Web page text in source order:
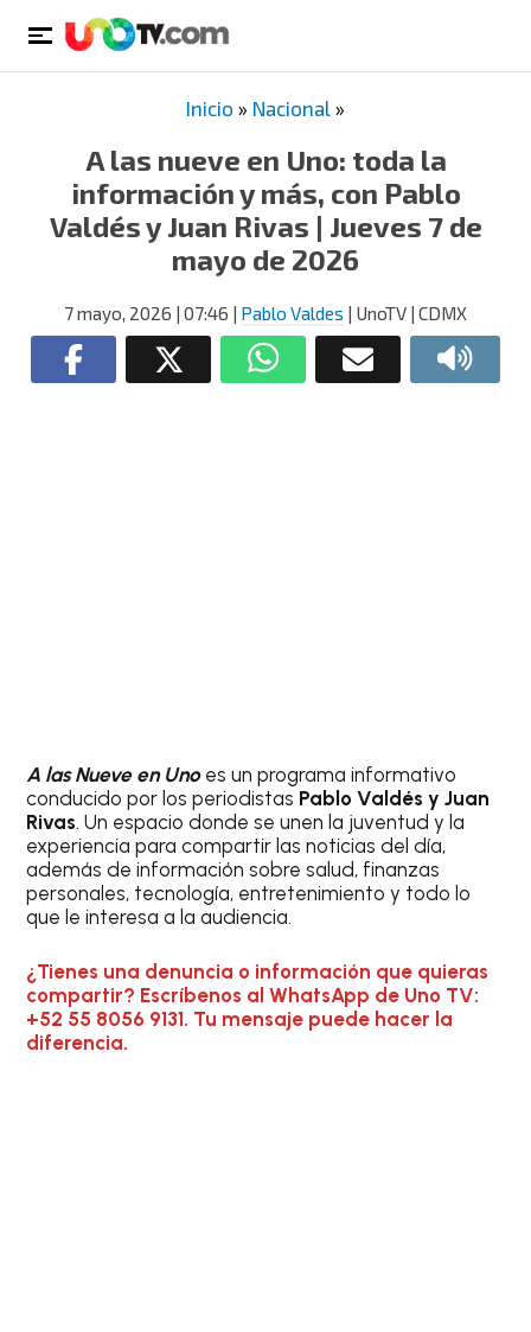
Inicio » Nacional »
A las nueve en Uno: toda la
información y más, con Pablo
Valdés y Juan Rivas | Jueves 7 de
mayo de 2026
7 mayo, 2026 | 07:46 | Pablo Valdes | UnoTV | CDMX
A las Nueve en Unoes un programa informativo
conducido por los periodistas Pablo Valdés y Juan
Rivas. Un espacio donde se unen la juventud y la
experiencia para compartir las noticias del día,
además de información sobre salud, finanzas
personales, tecnología, entretenimiento y todo lo
que le interesa a la audiencia.
¿Tienes una denuncia o información que quieras
compartir? Escríbenos al WhatsApp de Uno TV:
+52 55 8056 9131. Tu mensaje puede hacer la
diferencia.